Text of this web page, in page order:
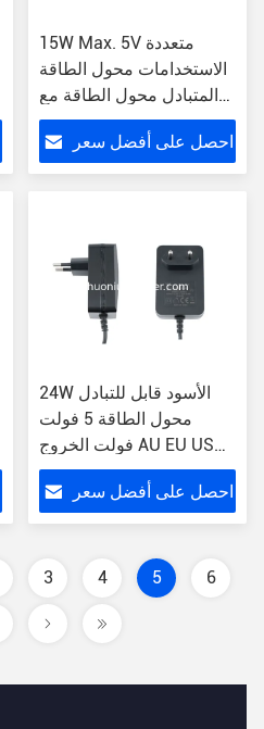
15W Max. 5V متعددة
الاستخدامات محول الطاقة
المتبادل محول الطاقة مع
التيار 1A
احصل على أفضل سعر
24W الأسود قابل للتبادل
محول الطاقة 5 فولت
فولت الخروج AU EU US
UK Version.
احصل على أفضل سعر
3 4 5 6